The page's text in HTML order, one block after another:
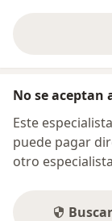
No se aceptan
Este
puede pagar
otro